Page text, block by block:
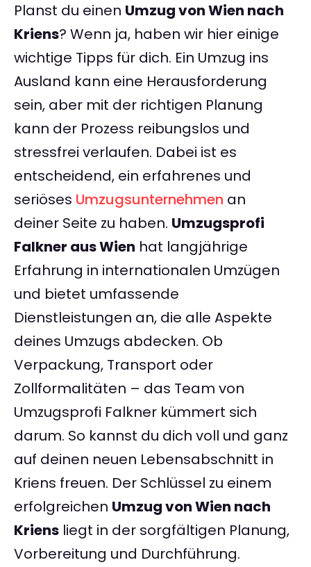
Planst du einen Umzug von Wien nach
Kriens? Wenn ja, haben wir hier einige
wichtige Tipps für dich. Ein Umzug ins
Ausland kann eine Herausforderung
sein, aber mit der richtigen Planung
kann der Prozess reibungslos und
stressfrei verlaufen. Dabei ist es
entscheidend, ein erfahrenes und
seriöses Umzugsunternehmen an
deiner Seite zu haben. Umzugsprofi
Falkner aus Wien hat langjährige
Erfahrung in internationalen Umzügen
und bietet umfassende
Dienstleistungen an, die alle Aspekte
deines Umzugs abdecken. Ob
Verpackung, Transport oder
Zollformalitäten – das Team von
Umzugsprofi Falkner kümmert sich
darum. So kannst du dich voll und ganz
auf deinen neuen Lebensabschnitt in
Kriens freuen. Der Schlüssel zu einem
erfolgreichen Umzug von Wien nach
Kriens liegt in der sorgfältigen Planung,
Vorbereitung und Durchführung.